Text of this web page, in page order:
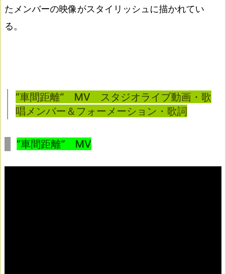
たメンバーの映像がスタイリッシュに描かれてい
る。
”車間距離” MV スタジオライブ動画・歌
唱メンバー＆フォーメーション・歌詞
”車間距離” MV